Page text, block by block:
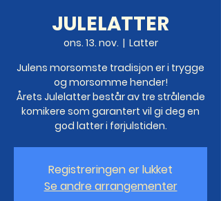
JULELATTER
ons. 13. nov.
  |
Latter
Julens morsomste tradisjon er i trygge
og morsomme hender!
Årets Julelatter består av tre strålende
komikere som garantert vil gi deg en
god latter i førjulstiden.
Registreringen er lukket
Se andre arrangementer